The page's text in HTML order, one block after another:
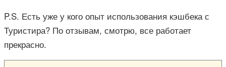
P.S. Есть уже у кого опыт использования кэшбека с
Туристира? По отзывам, смотрю, все работает
прекрасно.